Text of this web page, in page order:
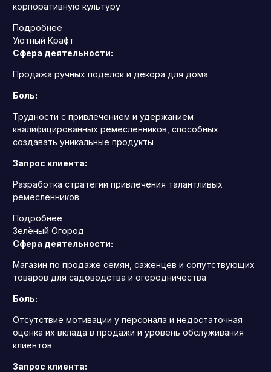
корпоративную культуру
Подробнее
Уютный Крафт
Сфера деятельности:
Продажа ручных поделок и декора для дома
Боль:
Трудности с привлечением и удержанием
квалифицированных ремесленников, способных
создавать уникальные продукты
Запрос клиента:
Разработка стратегии привлечения талантливых
ремесленников
Подробнее
Зелёный Огород
Сфера деятельности:
Магазин по продаже семян, саженцев и сопутствующих
товаров для садоводства и огородничества
Боль:
Отсутствие мотивации у персонала и недостаточная
оценка их вклада в продажи и уровень обслуживания
клиентов
Запрос клиента: